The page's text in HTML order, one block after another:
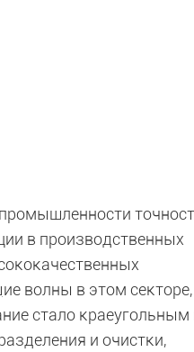
в производственных
волны в этом секторе,
стало
и очистки,